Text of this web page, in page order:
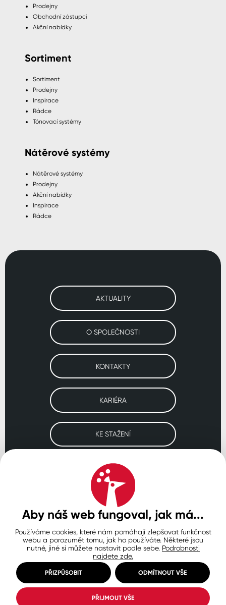
Prodejny
Obchodní zástupci
Akční nabídky
Sortiment
Sortiment
Prodejny
Inspirace
Rádce
Tónovací systémy
Nátěrové systémy
Nátěrové systémy
Prodejny
Akční nabídky
Inspirace
Rádce
AKTUALITY
O SPOLEČNOSTI
KONTAKTY
KARIÉRA
KE STAŽENÍ
Navštivte naše pobočky
SLOVENSKO POLSKO
Ochrana osobních údajů
Zásady používání souborů cookie
Nastavení cookies
© Copyright 2026 COLORLAK
Created by inCUBE
Aby náš web fungoval, jak má...
Používáme cookies, které nám pomáhají zlepšovat funkčnost
webu a porozumět tomu, jak ho používáte. Některé jsou
nutné, jiné si můžete nastavit podle sebe. Podrobnosti
najdete zde.
PŘIZPŮSOBIT ODMÍTNOUT VŠE
PŘIJMOUT VŠE